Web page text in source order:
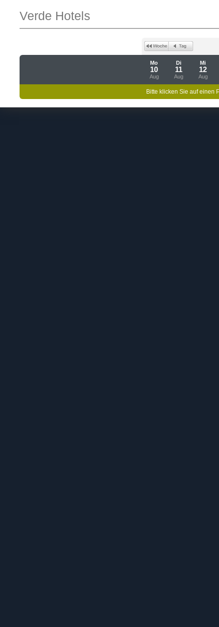
Verde Hotels
Mo
10
Aug
Di
11
Aug
Mi
12
Aug
Bitte klicken Sie auf einen